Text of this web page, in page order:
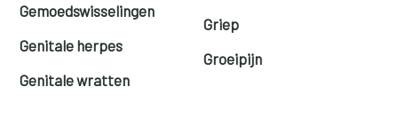
Gemoedswisselingen
Genitale herpes
Genitale wratten
Griep
Groeipijn